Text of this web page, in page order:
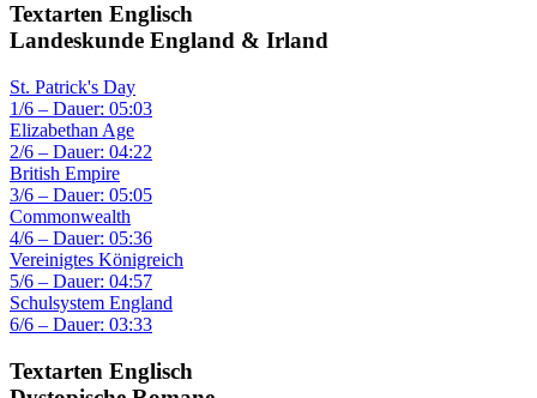
Textarten Englisch
Landeskunde England & Irland
St. Patrick's Day
1/6 – Dauer: 05:03
Elizabethan Age
2/6 – Dauer: 04:22
British Empire
3/6 – Dauer: 05:05
Commonwealth
4/6 – Dauer: 05:36
Vereinigtes Königreich
5/6 – Dauer: 04:57
Schulsystem England
6/6 – Dauer: 03:33
Textarten Englisch